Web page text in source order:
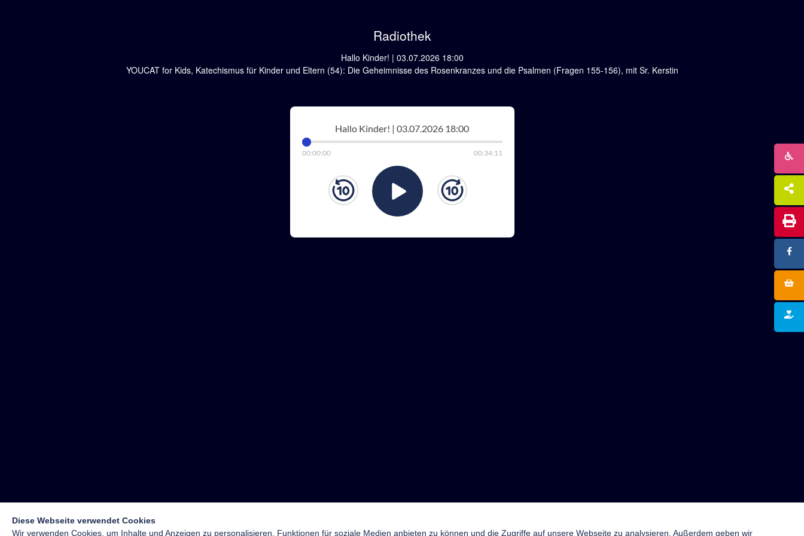
Radiothek
Hallo Kinder! | 03.07.2026 18:00
YOUCAT for Kids, Katechismus für Kinder und Eltern (54): Die Geheimnisse des Rosenkranzes und die Psalmen (Fragen 155-156), mit Sr. Kerstin
Hallo Kinder! | 03.07.2026 18:00
00:00:00 00:34:11
Diese Webseite verwendet Cookies
Wir verwenden Cookies, um Inhalte und Anzeigen zu personalisieren, Funktionen für soziale Medien anbieten zu können und die Zugriffe auf unsere Webseite zu analysieren. Außerdem geben wir